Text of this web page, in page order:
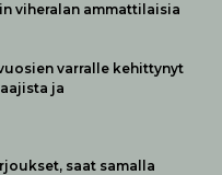
viheralan ammattilaisia
varralle kehittynyt
ja
saat samalla